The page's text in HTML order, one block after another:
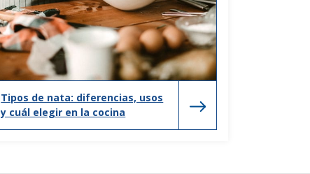
Tipos de nata: diferencias, usos
y cuál elegir en la cocina